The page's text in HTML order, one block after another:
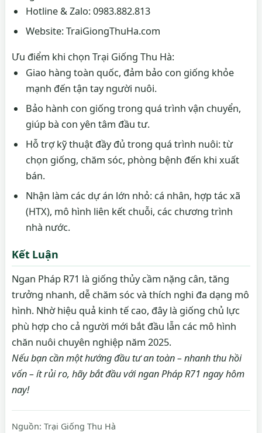
Hotline & Zalo: 0983.882.813
Website: TraiGiongThuHa.com
Ưu điểm khi chọn Trại Giống Thu Hà:
Giao hàng toàn quốc, đảm bảo con giống khỏe
mạnh đến tận tay người nuôi.
Bảo hành con giống trong quá trình vận chuyển,
giúp bà con yên tâm đầu tư.
Hỗ trợ kỹ thuật đầy đủ trong quá trình nuôi: từ
chọn giống, chăm sóc, phòng bệnh đến khi xuất
bán.
Nhận làm các dự án lớn nhỏ: cá nhân, hợp tác xã
(HTX), mô hình liên kết chuỗi, các chương trình
nhà nước.
Kết Luận
Ngan Pháp R71 là giống thủy cầm nặng cân, tăng
trưởng nhanh, dễ chăm sóc và thích nghi đa dạng mô
hình. Nhờ hiệu quả kinh tế cao, đây là giống chủ lực
phù hợp cho cả người mới bắt đầu lẫn các mô hình
chăn nuôi chuyên nghiệp năm 2025.
Nếu bạn cần một hướng đầu tư an toàn – nhanh thu hồi
vốn – ít rủi ro, hãy bắt đầu với ngan Pháp R71 ngay hôm
nay!
Nguồn: Trại Giống Thu Hà